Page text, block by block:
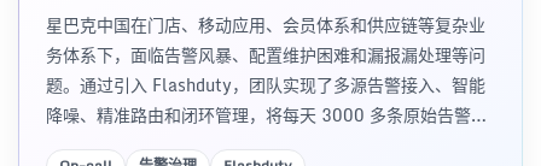
星巴克中国在门店、移动应用、会员体系和供应链等复杂业
务体系下，面临告警风暴、配置维护困难和漏报漏处理等问
题。通过引入 Flashduty，团队实现了多源告警接入、智能
降噪、精准路由和闭环管理，将每天 3000 多条原始告警收
敛到约 500 条有效故障。